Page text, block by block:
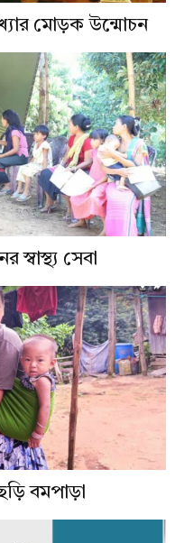
মোড়ক উন্মোচন
স্বাস্থ্য সেবা
বমপাড়া